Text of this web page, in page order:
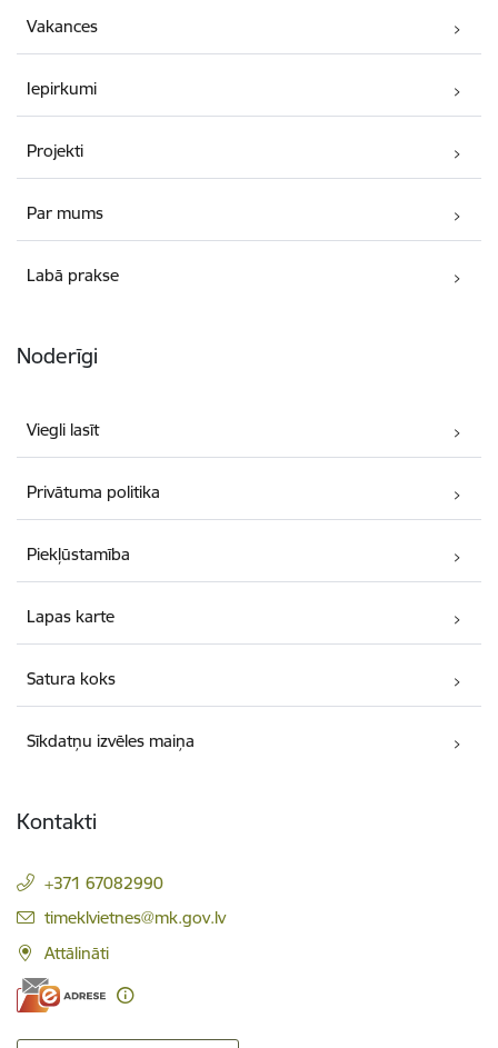
Vakances
Iepirkumi
Projekti
Par mums
Labā prakse
Noderīgi
Viegli lasīt
Privātuma politika
Piekļūstamība
Lapas karte
Satura koks
Sīkdatņu izvēles maiņa
Kontakti
+371 67082990
E-pasts:
timeklvietnes@mk.gov.lv
Attālināti